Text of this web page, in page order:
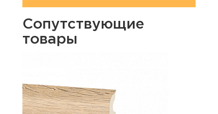
Сопутствующие
товары